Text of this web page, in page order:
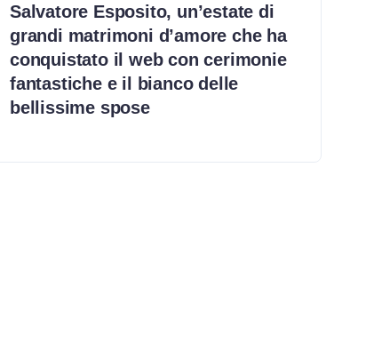
Salvatore Esposito, un’estate di
grandi matrimoni d’amore che ha
conquistato il web con cerimonie
fantastiche e il bianco delle
bellissime spose